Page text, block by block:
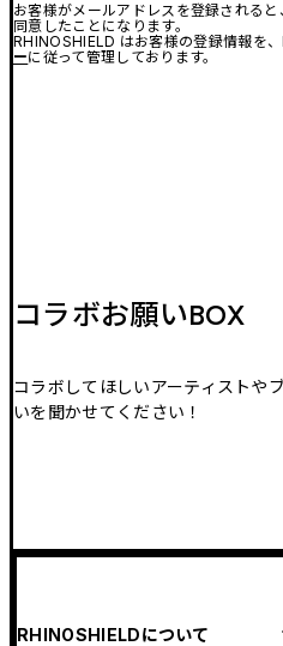
お客様がメールアドレスを登録される
同意したことになります。
RHINOSHIELD はお客様の登録情報を
ーに従って管理しております。
コラボお願いBOX
コラボしてほしいアーティストや
いを聞かせてください！
RHINOSHIELDについて